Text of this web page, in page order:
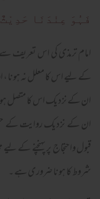
فَہُوَ عِنْدَنَا حَدِیْثٌ
امام ترمذی کی اس تعریف
کے لیے اس کا معلل نہ ہونا ،
ان کے نزدیک اس کا متصل
ان کے نزدیک روایت کے
قبول واحتجاج پر پہنچنے کے
شروط کا ہونا ضروری ہے ۔